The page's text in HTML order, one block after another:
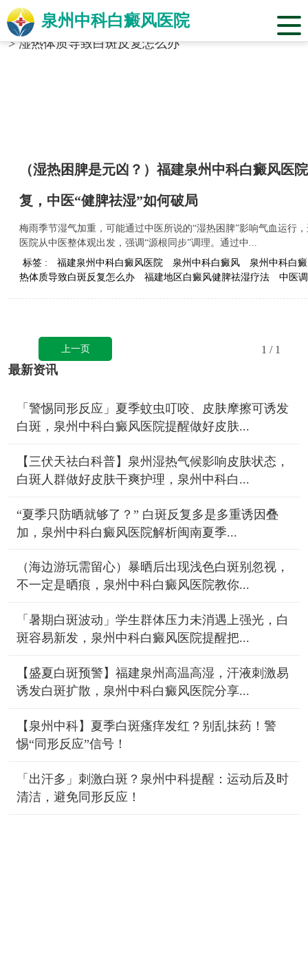
泉州中科白癜风医院
当前位置：福建省泉州市中科白癜风医院
标签合辑
>湿热体质导致白斑反复怎么办
（湿热困脾是元凶？）福建泉州中科白癜风医
复，中医“健脾祛湿”如何破局
梅雨季节湿气加重，可能通过中医所说的“湿热困脾”影响气血运行
医院从中医整体观出发，强调“源根同步”调理。通过中...
标签 :
福建泉州中科白癜风医院 泉州中科白癜风
泉州中科白
热体质导致白斑反复怎么办
福建地区白癜风健脾祛湿疗法 中医
上一页 1 / 1
最新资讯
「警惕同形反应」夏季蚊虫叮咬、皮肤摩擦可诱发
白斑，泉州中科白癜风医院提醒做好皮肤...
【三伏天祛白科普】泉州湿热气候影响皮肤状态，
白斑人群做好皮肤干爽护理，泉州中科白...
“夏季只防晒就够了？” 白斑反复多是多重诱因叠
加，泉州中科白癜风医院解析闽南夏季...
（海边游玩需留心）暴晒后出现浅色白斑别忽视，
不一定是晒痕，泉州中科白癜风医院教你...
「暑期白斑波动」学生群体压力未消遇上强光，白
斑容易新发，泉州中科白癜风医院提醒把...
【盛夏白斑预警】福建泉州高温高湿，汗液刺激易
诱发白斑扩散，泉州中科白癜风医院分享...
【泉州中科】夏季白斑瘙痒发红？别乱抹药！警
惕“同形反应”信号！
「出汗多」刺激白斑？泉州中科提醒：运动后及时
清洁，避免同形反应！